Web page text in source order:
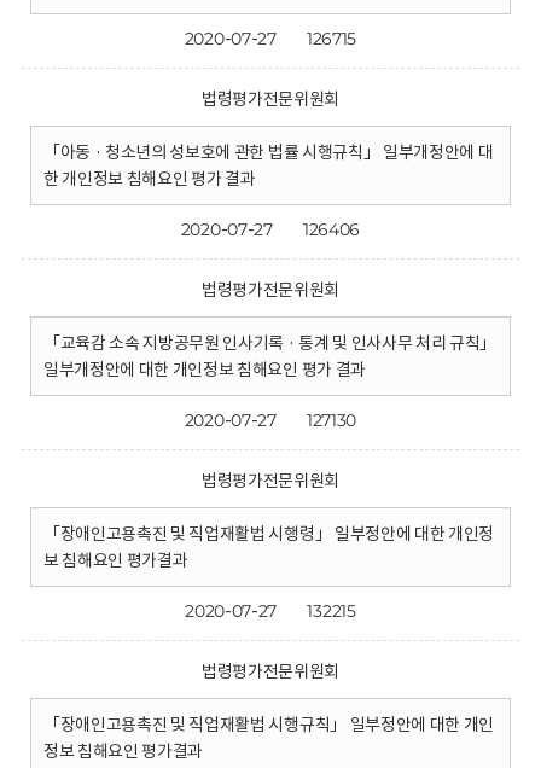
2020-07-27 126715
법령평가전문위원회
「아동 · 청소년의 성보호에 관한 법률 시행규칙」 일부개정안에 대
한 개인정보 침해요인 평가 결과
2020-07-27 126406
법령평가전문위원회
「교육감 소속 지방공무원 인사기록 · 통계 및 인사사무 처리 규칙」
일부개정안에 대한 개인정보 침해요인 평가 결과
2020-07-27 127130
법령평가전문위원회
「장애인고용촉진 및 직업재활법 시행령」 일부정안에 대한 개인정
보 침해요인 평가결과
2020-07-27 132215
법령평가전문위원회
「장애인고용촉진 및 직업재활법 시행규칙」 일부정안에 대한 개인
정보 침해요인 평가결과